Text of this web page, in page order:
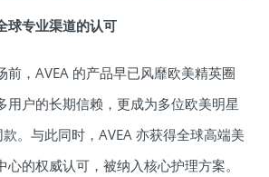
球专业渠道的认可
前，AVEA 的产品早已风靡欧美精英圈
用户的长期信赖，更成为多位欧美明星
款。与此同时，AVEA 亦获得全球高端美
的权威认可，被纳入核心护理方案。